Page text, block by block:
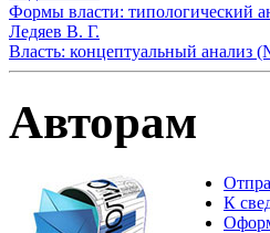
Формы власти: типологический
Ледяев В. Г.
Власть: концептуальный анализ
Авторам
К